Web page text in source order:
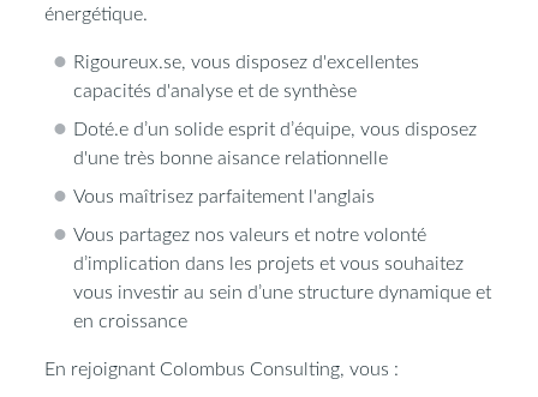
énergétique.
Rigoureux.se, vous disposez d'excellentes
capacités d'analyse et de synthèse
Doté.e d’un solide esprit d’équipe, vous disposez
d'une très bonne aisance relationnelle
Vous maîtrisez parfaitement l'anglais
Vous partagez nos valeurs et notre volonté
d’implication dans les projets et vous souhaitez
vous investir au sein d’une structure dynamique et
en croissance
En rejoignant Colombus Consulting, vous :